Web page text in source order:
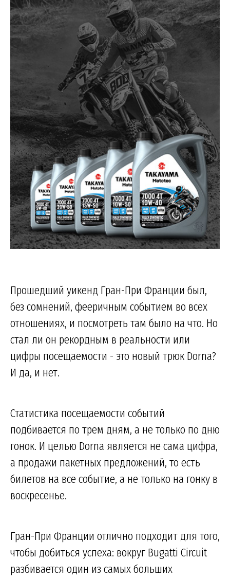
Прошедший уикенд Гран-При Франции был,
без сомнений, фееричным событием во всех
отношениях, и посмотреть там было на что. Но
стал ли он рекордным в реальности или
цифры посещаемости - это новый трюк Dorna?
И да, и нет.
Статистика посещаемости событий
подбивается по трем дням, а не только по дню
гонок. И целью Dorna является не сама цифра,
а продажи пакетных предложений, то есть
билетов на все событие, а не только на гонку в
воскресенье.
Гран-При Франции отлично подходит для того,
чтобы добиться успеха: вокруг Bugatti Circuit
разбивается один из самых больших